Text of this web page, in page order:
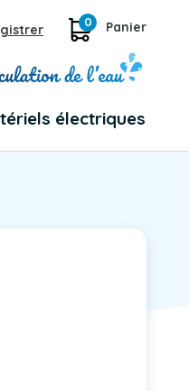
0 Panier
électriques